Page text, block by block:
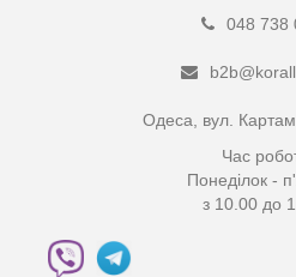
048 738
Одеса, вул.
Час
Понеділок -
з 10.00 до